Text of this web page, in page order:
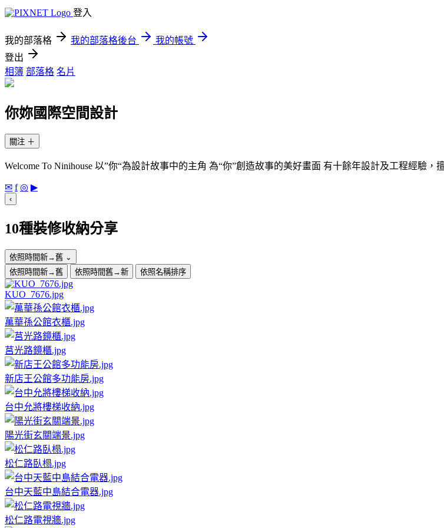
登入
我的部落格 我的部落格後台
我的帳號
登出
相簿 部落格 名片
你妳國際空間設計
關注 ＋
Welcome To Ninihouse 以”你“為設計故事中的主角 為“你”創造故事的美好畫面 有十餘年設計及工程經驗
✉ f ◎ ▶
‹
10種裝修收納分享
依照時間新→舊 ⌄
依照時間新→舊
依照時間舊→新 依照名稱排序
KUO_7676.jpg
萬華孫公館衣櫃.jpg
莒光路鏡櫃.jpg
新店王公館多功能房.jpg
台中允將樓梯收納.jpg
陽光街玄關端景.jpg
松仁路臥榻.jpg
台中天藍中島結合電器.jpg
松仁路電視牆.jpg